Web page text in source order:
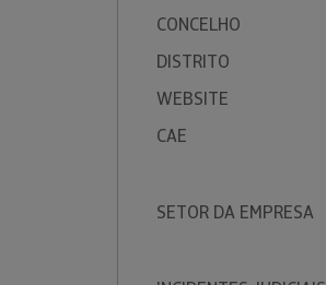
CONCELHO
DISTRITO
WEBSITE
CAE
SETOR DA EMPRESA